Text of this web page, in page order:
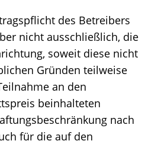
des Betreibers
nicht ausschließlich, die
soweit diese nicht
Gründen teilweise
an den
beinhalteten
nach
für die auf den